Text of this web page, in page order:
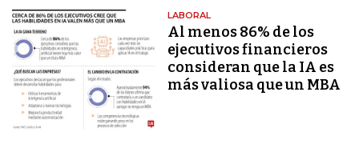
LABORAL
Al menos 86% de los
ejecutivos financieros
consideran que la IA es
más valiosa que un MBA